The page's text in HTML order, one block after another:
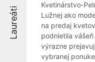
Laureáti
Kvetinárstvo-
Lužnej ako
na predaj
podnietila
výrazne
vybranej